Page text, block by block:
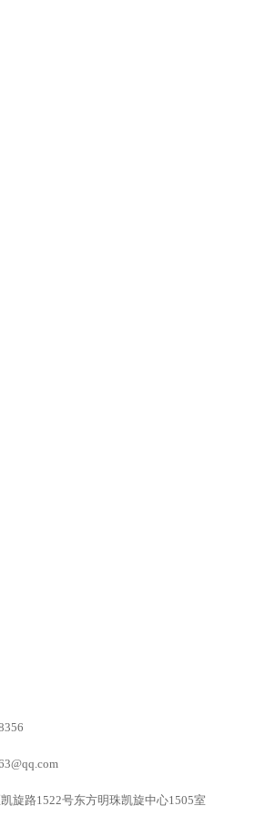
旋路1522号东方明珠凯旋中心1505室